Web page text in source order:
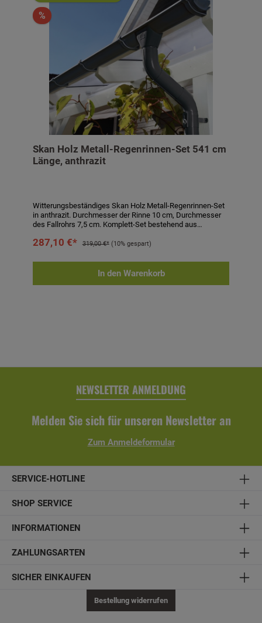
%
Skan Holz Metall-Regenrinnen-Set 541 cm
Länge, anthrazit
Witterungsbeständiges Skan Holz Metall-Regenrinnen-Set
in anthrazit. Durchmesser der Rinne 10 cm, Durchmesser
des Fallrohrs 7,5 cm. Komplett-Set bestehend aus
Verbindungselementen, Rohrschellen, Regenrinnenhaltern,
Einfaches Stecken und Verklemmen der Teile, einmaliges
Verkleben der Rinnenendstücke und Rinnenverbinder durch
287,10 €* 319,00 €* (10% gespart)
In den Warenkorb
NEWSLETTER ANMELDUNG
Melden Sie sich für unseren Newsletter an
Zum Anmeldeformular
SERVICE-HOTLINE
SHOP SERVICE
INFORMATIONEN
ZAHLUNGSARTEN
SICHER EINKAUFEN
Bestellung widerrufen